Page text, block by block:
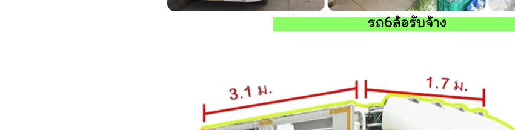
รถ6ล้อรับจ้าง